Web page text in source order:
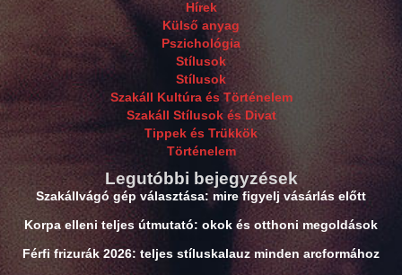
Hírek
Külső anyag
Pszichológia
Stílusok
Stílusok
Szakáll Kultúra és Történelem
Szakáll Stílusok és Divat
Tippek és Trükkök
Történelem
Legutóbbi bejegyzések
Szakállvágó gép választása: mire figyelj vásárlás előtt
Korpa elleni teljes útmutató: okok és otthoni megoldások
Férfi frizurák 2026: teljes stíluskalauz minden arcformához